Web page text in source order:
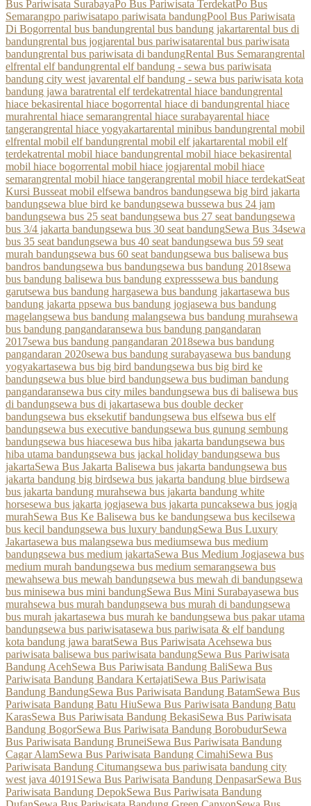
Bus Pariwisata SurabayaPo Bus Pariwisata TerdekatPo Bus
Semarangpo pariwisatapo pariwisata bandungPool Bus Pariwisata
Di Bogorrental bus bandungrental bus bandung jakartarental bus di
bandungrental bus jogjarental bus pariwisatarental bus pariwisata
bandungrental bus pariwisata di bandungRental Bus Semarangrental
elfrental elf bandungrental elf bandung - sewa bus pariwisata
bandung city west javarental elf bandung - sewa bus pariwisata kota
bandung jawa baratrental elf terdekatrental hiace bandungrental
hiace bekasirental hiace bogorrental hiace di bandungrental hiace
murahrental hiace semarangrental hiace surabayarental hiace
tangerangrental hiace yogyakartarental minibus bandungrental mobil
elfrental mobil elf bandungrental mobil elf jakartarental mobil elf
terdekatrental mobil hiace bandungrental mobil hiace bekasirental
mobil hiace bogorrental mobil hiace jogjarental mobil hiace
semarangrental mobil hiace tangerangrental mobil hiace terdekatSeat
Kursi Busseat mobil elfsewa bandros bandungsewa big bird jakarta
bandungsewa blue bird ke bandungsewa bussewa bus 24 jam
bandungsewa bus 25 seat bandungsewa bus 27 seat bandungsewa
bus 3/4 jakarta bandungsewa bus 30 seat bandungSewa Bus 34sewa
bus 35 seat bandungsewa bus 40 seat bandungsewa bus 59 seat
murah bandungsewa bus 60 seat bandungsewa bus balisewa bus
bandros bandungsewa bus bandungsewa bus bandung 2018sewa
bus bandung balisewa bus bandung expresssewa bus bandung
garutsewa bus bandung hargasewa bus bandung jakartasewa bus
bandung jakarta ppsewa bus bandung jogjasewa bus bandung
magelangsewa bus bandung malangsewa bus bandung murahsewa
bus bandung pangandaransewa bus bandung pangandaran
2017sewa bus bandung pangandaran 2018sewa bus bandung
pangandaran 2020sewa bus bandung surabayasewa bus bandung
yogyakartasewa bus big bird bandungsewa bus big bird ke
bandungsewa bus blue bird bandungsewa bus budiman bandung
pangandaransewa bus city miles bandungsewa bus di balisewa bus
di bandungsewa bus di jakartasewa bus double decker
bandungsewa bus eksekutif bandungsewa bus elfsewa bus elf
bandungsewa bus executive bandungsewa bus gunung sembung
bandungsewa bus hiacesewa bus hiba jakarta bandungsewa bus
hiba utama bandungsewa bus jackal holiday bandungsewa bus
jakartaSewa Bus Jakarta Balisewa bus jakarta bandungsewa bus
jakarta bandung big birdsewa bus jakarta bandung blue birdsewa
bus jakarta bandung murahsewa bus jakarta bandung white
horsesewa bus jakarta jogjasewa bus jakarta puncaksewa bus jogja
murahSewa Bus Ke Balisewa bus ke bandungsewa bus kecilsewa
bus kecil bandungsewa bus luxury bandungSewa Bus Luxury
Jakartasewa bus malangsewa bus mediumsewa bus medium
bandungsewa bus medium jakartaSewa Bus Medium Jogjasewa bus
medium murah bandungsewa bus medium semarangsewa bus
mewahsewa bus mewah bandungsewa bus mewah di bandungsewa
bus minisewa bus mini bandungSewa Bus Mini Surabayasewa bus
murahsewa bus murah bandungsewa bus murah di bandungsewa
bus murah jakartasewa bus murah ke bandungsewa bus pakar utama
bandungsewa bus pariwisatasewa bus pariwisata & elf bandung
kota bandung jawa baratSewa Bus Pariwisata Acehsewa bus
pariwisata balisewa bus pariwisata bandungSewa Bus Pariwisata
Bandung AcehSewa Bus Pariwisata Bandung BaliSewa Bus
Pariwisata Bandung Bandara KertajatiSewa Bus Pariwisata
Bandung BandungSewa Bus Pariwisata Bandung BatamSewa Bus
Pariwisata Bandung Batu HiuSewa Bus Pariwisata Bandung Batu
KarasSewa Bus Pariwisata Bandung BekasiSewa Bus Pariwisata
Bandung BogorSewa Bus Pariwisata Bandung BorobudurSewa
Bus Pariwisata Bandung BruneiSewa Bus Pariwisata Bandung
Cagar AlamSewa Bus Pariwisata Bandung CimahiSewa Bus
Pariwisata Bandung Citumangsewa bus pariwisata bandung city
west java 40191Sewa Bus Pariwisata Bandung DenpasarSewa Bus
Pariwisata Bandung DepokSewa Bus Pariwisata Bandung